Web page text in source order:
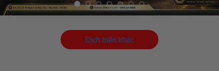
Dịch biển khác